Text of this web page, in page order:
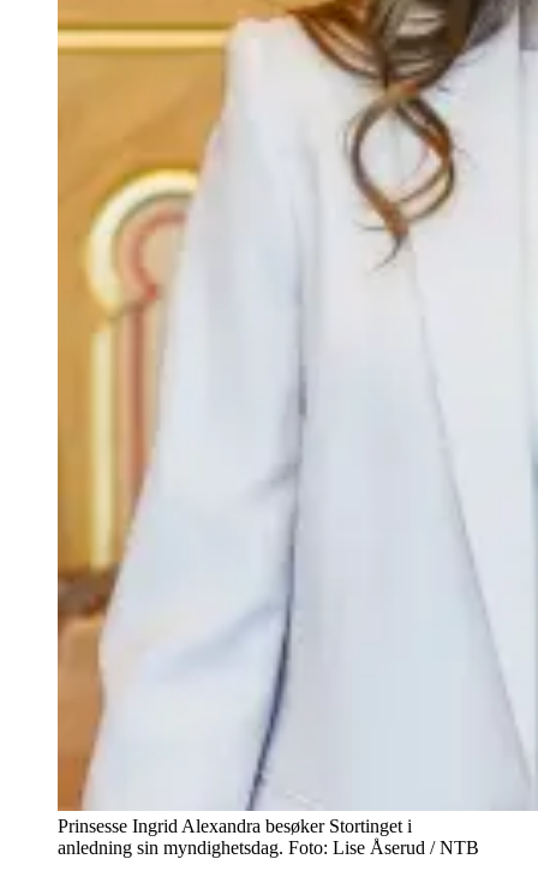
Prinsesse Ingrid Alexandra besøker Stortinget i
anledning sin myndighetsdag. Foto: Lise Åserud / NTB